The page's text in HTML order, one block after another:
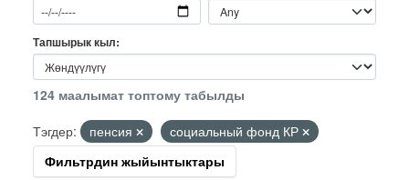
Тапшырык кыл
124 маалымат топтому табылды
Тэгдер:
пенсия
социальный фонд КР
Фильтрдин жыйынтыктары